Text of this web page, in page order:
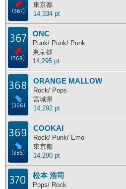
(367)
東京都
14,334 pt
367
(369)
ONC
Punk/ Punk/ Punk
東京都
14,295 pt
368
(366)
ORANGE MALLOW
Rock/ Pops
宮城県
14,292 pt
369
(365)
COOKAI
Rock/ Punk/ Emo
東京都
14,290 pt
370 松本 浩司
Pops/ Rock